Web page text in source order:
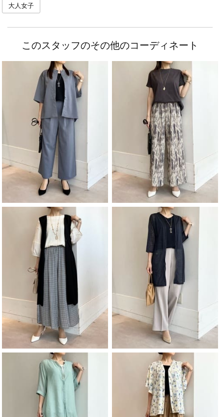
大人女子
このスタッフのその他のコーディネート